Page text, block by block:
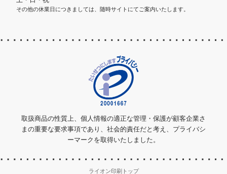
その他の休業日につきましては、随時サイトにてご案内いたします。
取扱商品の性質上、個人情報の適正な管理・保護が顧客企業さ
まの重要な要求事項であり、社会的責任だと考え、プライバシ
ーマークを取得いたしました。
ライオン印刷トップ